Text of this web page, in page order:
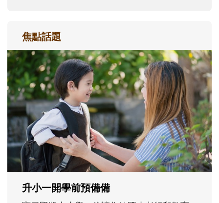
焦點話題
和孩子一起長大的那個男人│讀懂父親的
不同模樣
沒有人天生就擅長當爸爸！男人總是在一次
次「前所未有」的體驗中，跟著孩子一起長
大。從給予安全感的肢體遊戲，到獨立自
主、角色認同及解決問題的能力養成。爸爸
正嘗試用不同的模樣，參與孩子每個重要的